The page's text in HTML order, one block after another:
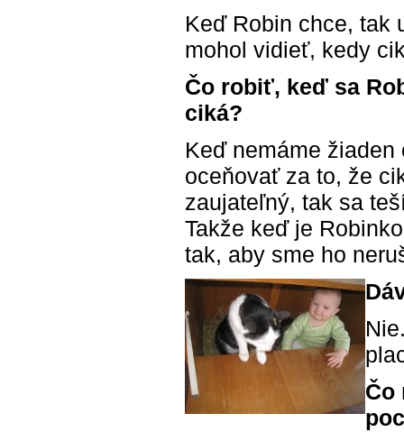
Keď Robin chce, tak
mohol vidieť, kedy
Čo robiť, keď sa
ciká?
Keď nemáme
oceňovať za to, že
zaujateľný, tak sa
Takže keď je
tak, aby sme ho
Čo